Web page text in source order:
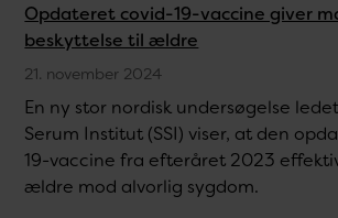
Opdateret covid-19-vaccine giver
beskyttelse til ældre
21. november 2024
En ny stor nordisk undersøgelse
Serum Institut (SSI) viser, at den
19-vaccine fra efteråret 2023
ældre mod alvorlig sygdom.